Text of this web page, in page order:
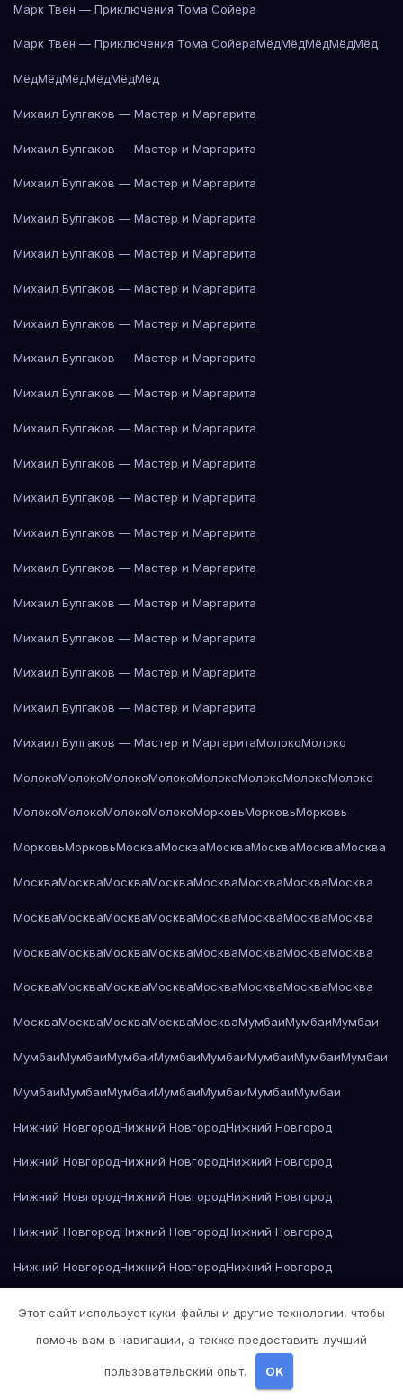
Марк Твен — Приключения Тома Сойера
Марк Твен — Приключения Тома СойераМёдМёдМёдМёдМёд
МёдМёдМёдМёдМёдМёд
Михаил Булгаков — Мастер и Маргарита
Михаил Булгаков — Мастер и Маргарита
Михаил Булгаков — Мастер и Маргарита
Михаил Булгаков — Мастер и Маргарита
Михаил Булгаков — Мастер и Маргарита
Михаил Булгаков — Мастер и Маргарита
Михаил Булгаков — Мастер и Маргарита
Михаил Булгаков — Мастер и Маргарита
Михаил Булгаков — Мастер и Маргарита
Михаил Булгаков — Мастер и Маргарита
Михаил Булгаков — Мастер и Маргарита
Михаил Булгаков — Мастер и Маргарита
Михаил Булгаков — Мастер и Маргарита
Михаил Булгаков — Мастер и Маргарита
Михаил Булгаков — Мастер и Маргарита
Михаил Булгаков — Мастер и Маргарита
Михаил Булгаков — Мастер и Маргарита
Михаил Булгаков — Мастер и Маргарита
Михаил Булгаков — Мастер и МаргаритаМолокоМолоко
МолокоМолокоМолокоМолокоМолокоМолокоМолокоМолоко
МолокоМолокоМолокоМолокоМорковьМорковьМорковь
МорковьМорковьМоскваМоскваМоскваМоскваМоскваМосква
МоскваМоскваМоскваМоскваМоскваМоскваМоскваМосква
МоскваМоскваМоскваМоскваМоскваМоскваМоскваМосква
МоскваМоскваМоскваМоскваМоскваМоскваМоскваМосква
МоскваМоскваМоскваМоскваМоскваМоскваМоскваМосква
МоскваМоскваМоскваМоскваМоскваМумбаиМумбаиМумбаи
МумбаиМумбаиМумбаиМумбаиМумбаиМумбаиМумбаиМумбаи
МумбаиМумбаиМумбаиМумбаиМумбаиМумбаиМумбаи
Нижний НовгородНижний НовгородНижний Новгород
Нижний НовгородНижний НовгородНижний Новгород
Нижний НовгородНижний НовгородНижний Новгород
Нижний НовгородНижний НовгородНижний Новгород
Нижний НовгородНижний НовгородНижний Новгород
Нижний Новгород Николай Гоголь — Мёртвые души
Николай Гоголь — Мёртвые души
Этот сайт использует куки-файлы и другие технологии, чтобы
помочь вам в навигации, а также предоставить лучший
пользовательский опыт. OK